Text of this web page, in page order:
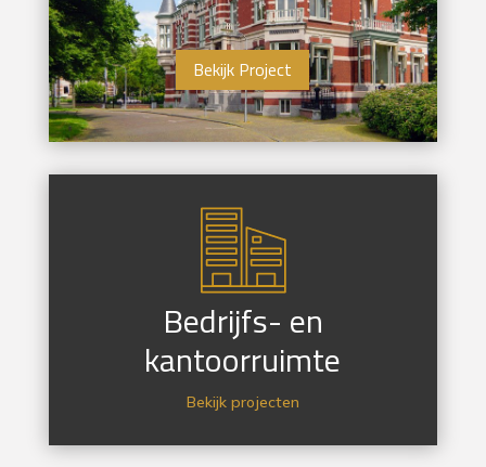
Bekijk Project
Bedrijfs- en
kantoorruimte
Bekijk projecten